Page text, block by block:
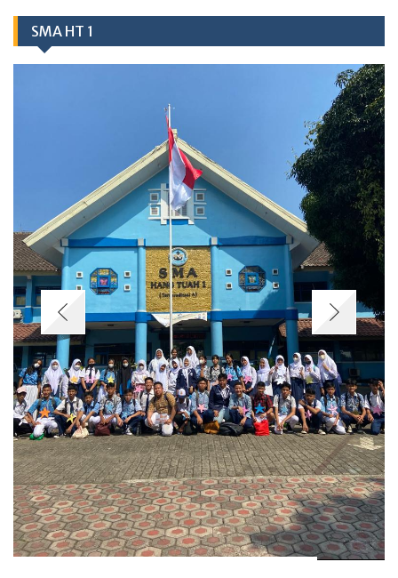
SMA HT 1
Berita
MPLS SMA Hang Tuah 1 Jakarta – Kegiatan Ramah Siswa
Baru 07/08/2026
Class Meeting SMA Hang Tuah 1 Jakarta Satukan Olahraga
Modern dan Tradisional 29/06/2026
BONGKAR KEBIASAAN LAMA! LANGKAH SMAS HANG
TUAH 1 JAKARTA SAMBUT AJARAN BARU 05/06/2026
MENGAPA SEKOLAH HARUS MENJADI LABORATORIUM
KEBANGSAAN? 01/06/2026
Iduladha 2026 di Hang Tuah : Kegiatan Qurban dan
Memasak 29/05/2026